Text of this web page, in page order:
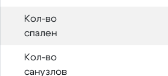
Кол-во
спален
Кол-во
санузлов